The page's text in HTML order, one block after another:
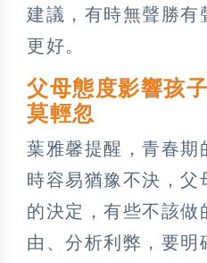
建議，有時無聲勝有
更好。
父母態度影響孩
莫輕忽
葉雅馨提醒，青春期
時容易猶豫不決，父
的決定，有些不該做
由、分析利弊，要明